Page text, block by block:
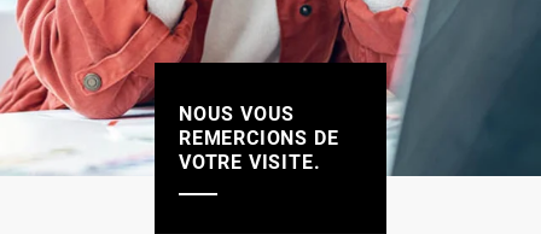
NOUS VOUS
REMERCIONS DE
VOTRE VISITE.